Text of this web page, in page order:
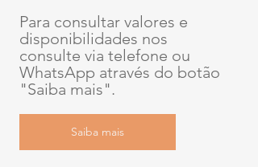
Para consultar valores e
disponibilidades nos
consulte via telefone ou
WhatsApp através do botão
"Saiba mais".
Saiba mais